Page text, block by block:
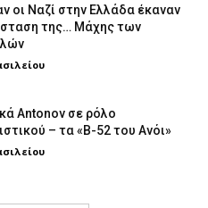
οι Ναζί στην Ελλάδα έκαναν
της… Μάχης των
Antonov σε ρόλο
– τα «Β-52 του Ανόι»